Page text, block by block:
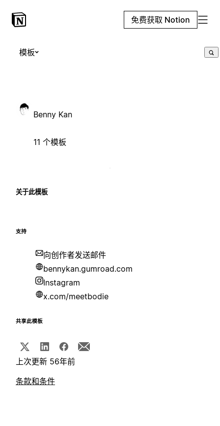
免费获取 Notion
模板
Benny Kan
11 个模板
关于此模板
支持
向创作者发送邮件
bennykan.gumroad.com
Instagram
x.com/meetbodie
共享此模板
上次更新 56年前
条款和条件